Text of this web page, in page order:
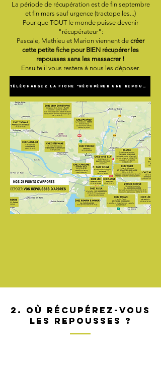
La période de récupération est de fin septembre
et fin mars sauf urgence (tractopelles...)
Pour que TOUT le monde puisse devenir
"récupérateur":
Pascale, Mathieu et Marion viennent de créer
cette petite fiche pour BIEN récupérer les
repousses sans les massacrer !
Ensuite il vous restera à nous les déposer.
Téléchargez la fiche "récupérer une repousse"
2. où récupérez-vous
les repousses ?